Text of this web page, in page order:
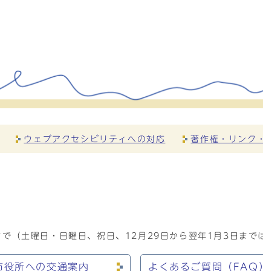
ウェブアクセシビリティへの対応 著作権・リンク
（土曜日・日曜日、祝日、12月29日から翌年1月3日まで
役所への交通案内 よくあるご質問（FAQ